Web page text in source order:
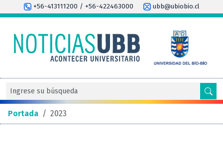
+56-413111200 / +56-422463000 ubb@ubiobio.cl
Portada / 2023